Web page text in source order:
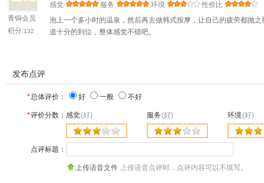
青铜会员
积分:132
感觉
服务 环境
性价比
泡上一个多小时的温泉，然后再去做韩式按摩，让自己的疲劳都抛
道十分的到位，整体感觉不错吧。
发布点评
*总体评价： 好 一般 不好
*评价分数： 感觉(好) 服务(好) 环境(好)
点评标题：
上传语音文件 上传语音点评时，点评内容可以不填写。